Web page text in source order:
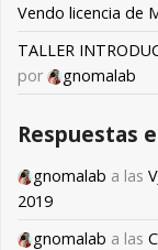
Vendo licencia de
TALLER
por
gnomalab
Respuestas
gnomalab a las
2019
gnomalab a las